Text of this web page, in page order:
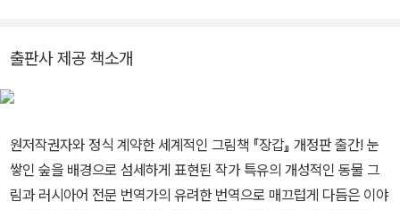
출판사 제공 책소개
원저작권자와 정식 계약한 세계적인 그림책 『장갑』 개정판 출간! 눈
쌓인 숲을 배경으로 섬세하게 표현된 작가 특유의 개성적인 동물 그
림과 러시아어 전문 번역가의 유려한 번역으로 매끄럽게 다듬은 이야